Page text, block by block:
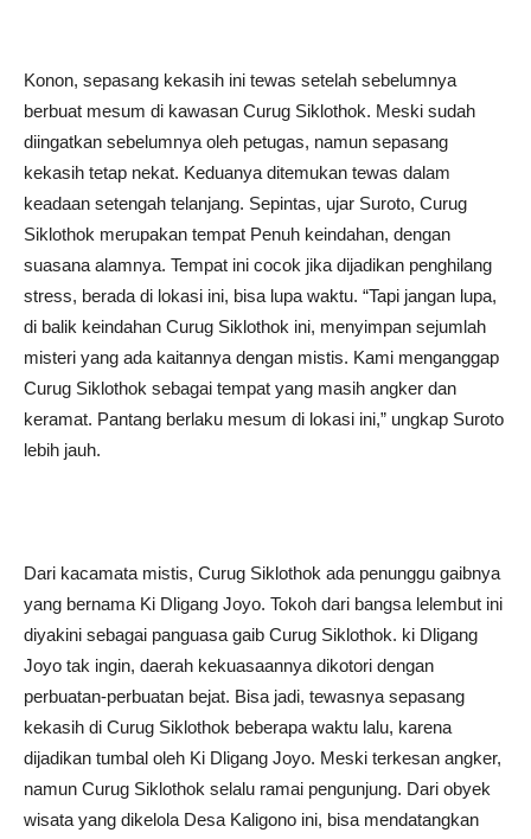
Konon, sepasang kekasih ini tewas setelah sebelumnya
berbuat mesum di kawasan Curug Siklothok. Meski sudah
diingatkan sebelumnya oleh petugas, namun sepasang
kekasih tetap nekat. Keduanya ditemukan tewas dalam
keadaan setengah telanjang. Sepintas, ujar Suroto, Curug
Siklothok merupakan tempat Penuh keindahan, dengan
suasana alamnya. Tempat ini cocok jika dijadikan penghilang
stress, berada di lokasi ini, bisa lupa waktu. “Tapi jangan lupa,
di balik keindahan Curug Siklothok ini, menyimpan sejumlah
misteri yang ada kaitannya dengan mistis. Kami menganggap
Curug Siklothok sebagai tempat yang masih angker dan
keramat. Pantang berlaku mesum di lokasi ini,” ungkap Suroto
lebih jauh.
Dari kacamata mistis, Curug Siklothok ada penunggu gaibnya
yang bernama Ki Dligang Joyo. Tokoh dari bangsa lelembut ini
diyakini sebagai panguasa gaib Curug Siklothok. ki Dligang
Joyo tak ingin, daerah kekuasaannya dikotori dengan
perbuatan-perbuatan bejat. Bisa jadi, tewasnya sepasang
kekasih di Curug Siklothok beberapa waktu lalu, karena
dijadikan tumbal oleh Ki Dligang Joyo. Meski terkesan angker,
namun Curug Siklothok selalu ramai pengunjung. Dari obyek
wisata yang dikelola Desa Kaligono ini, bisa mendatangkan